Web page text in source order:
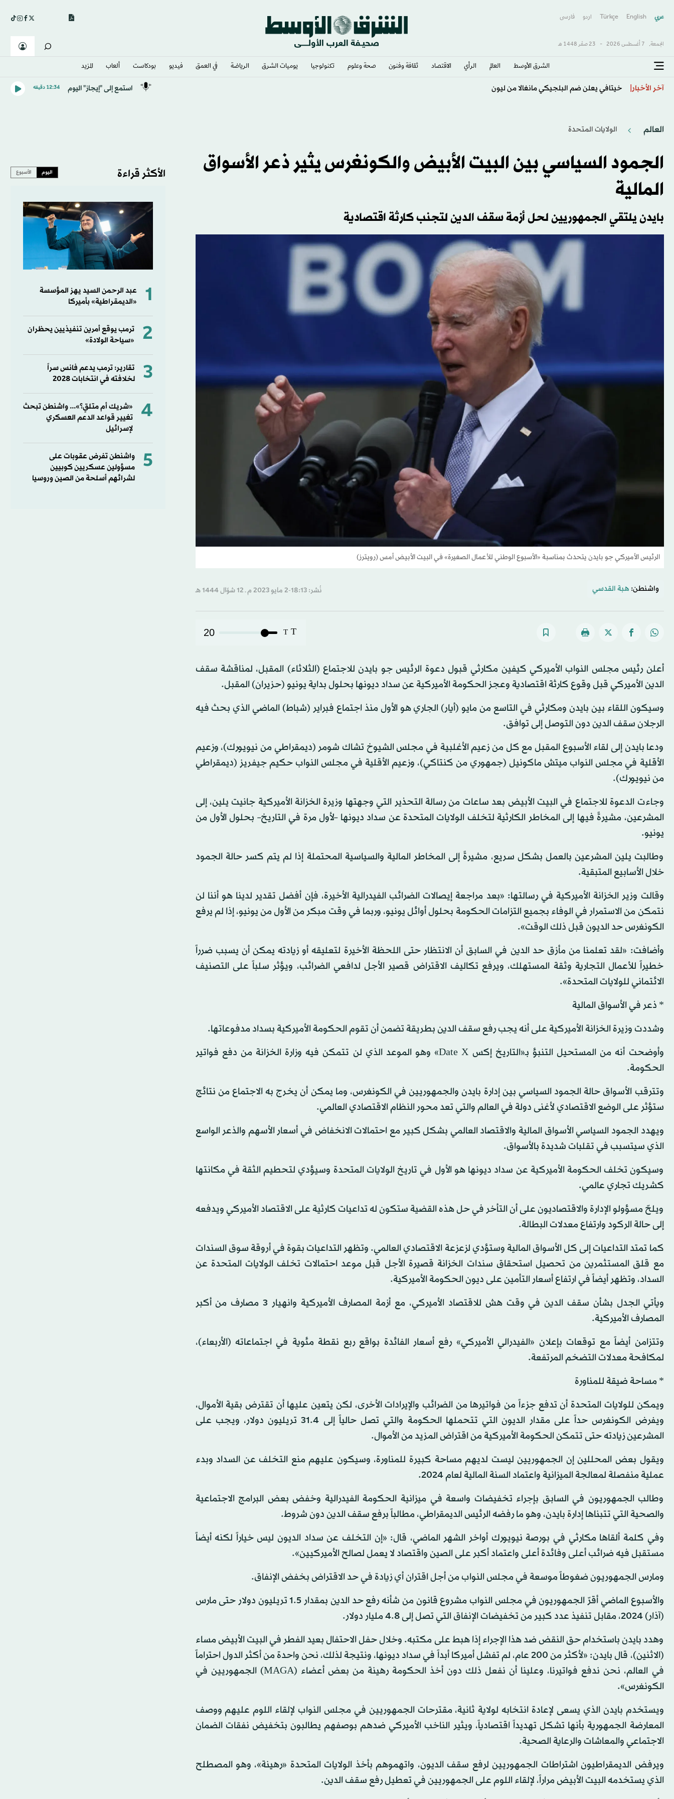
عربي English
Türkçe اردو فارسى
الجمعة, 7 أغسطس 2026 - 23 صفَر 1448 هـ
الشرق الأوسط​ العالم الرأي الاقتصاد ثقافة وفنون صحة وعلوم تكنولوجيا يوميات الشرق​ الرياضة في العمق فيديو بودكاست ألعاب المزيد
آخر الأخبار حرب إيران... هل أوقفت البرنامج النووي أم أبطأته فقط؟ استمع إلى "إيجاز" اليوم 12:34 دقيقه
العالم الولايات المتحدة​
الجمود السياسي بين البيت الأبيض والكونغرس يثير ذعر الأسواق
المالية
بايدن يلتقي الجمهوريين لحل أزمة سقف الدين لتجنب كارثة اقتصادية
الرئيس الأميركي جو بايدن يتحدث بمناسبة «الأسبوع الوطني للأعمال الصغيرة» في البيت الأبيض أمس (رويترز)
واشنطن: هبة القدسي نُشر: 18:13-2 مايو 2023 م ـ 12 شوّال 1444 هـ
T
T
20
أعلن رئيس مجلس النواب الأميركي كيفين مكارثي قبول دعوة الرئيس جو بايدن للاجتماع (الثلاثاء) المقبل، لمناقشة سقف
الدين الأميركي قبل وقوع كارثة اقتصادية وعجز الحكومة الأميركية عن سداد ديونها بحلول بداية يونيو (حزيران) المقبل.
وسيكون اللقاء بين بايدن ومكارثي في التاسع من مايو (أيار) الجاري هو الأول منذ اجتماع فبراير (شباط) الماضي الذي بحث فيه
الرجلان سقف الدين دون التوصل إلى توافق.
ودعا بايدن إلى لقاء الأسبوع المقبل مع كل من زعيم الأغلبية في مجلس الشيوخ تشاك شومر (ديمقراطي من نيويورك)، وزعيم
الأقلية في مجلس النواب ميتش ماكونيل (جمهوري من كنتاكي)، وزعيم الأقلية في مجلس النواب حكيم جيفريز (ديمقراطي
من نيويورك).
وجاءت الدعوة للاجتماع في البيت الأبيض بعد ساعات من رسالة التحذير التي وجهتها وزيرة الخزانة الأميركية جانيت يلين، إلى
المشرعين، مشيرةً فيها إلى المخاطر الكارثية لتخلف الولايات المتحدة عن سداد ديونها –لأول مرة في التاريخ– بحلول الأول من
يونيو.
وطالبت يلين المشرعين بالعمل بشكل سريع، مشيرةً إلى المخاطر المالية والسياسية المحتملة إذا لم يتم كسر حالة الجمود
خلال الأسابيع المتبقية.
وقالت وزير الخزانة الأميركية في رسالتها: «بعد مراجعة إيصالات الضرائب الفيدرالية الأخيرة، فإن أفضل تقدير لدينا هو أننا لن
نتمكن من الاستمرار في الوفاء بجميع التزامات الحكومة بحلول أوائل يونيو، وربما في وقت مبكر من الأول من يونيو، إذا لم يرفع
الكونغرس حد الديون قبل ذلك الوقت».
وأضافت: «لقد تعلمنا من مأزق حد الدين في السابق أن الانتظار حتى اللحظة الأخيرة لتعليقه أو زيادته يمكن أن يسبب ضرراً
خطيراً للأعمال التجارية وثقة المستهلك، ويرفع تكاليف الاقتراض قصير الأجل لدافعي الضرائب، ويؤثر سلباً على التصنيف
الائتماني للولايات المتحدة».
* ذعر في الأسواق المالية
وشددت وزيرة الخزانة الأميركية على أنه يجب رفع سقف الدين بطريقة تضمن أن تقوم الحكومة الأميركية بسداد مدفوعاتها.
وأوضحت أنه من المستحيل التنبؤ بـ«التاريخ إكس Date X» وهو الموعد الذي لن تتمكن فيه وزارة الخزانة من دفع فواتير
الحكومة.
وتترقب الأسواق حالة الجمود السياسي بين إدارة بايدن والجمهوريين في الكونغرس، وما يمكن أن يخرج به الاجتماع من نتائج
ستؤثر على الوضع الاقتصادي لأغنى دولة في العالم والتي تعد محور النظام الاقتصادي العالمي.
ويهدد الجمود السياسي الأسواق المالية والاقتصاد العالمي بشكل كبير مع احتمالات الانخفاض في أسعار الأسهم والذعر الواسع
الذي سيتسبب في تقلبات شديدة بالأسواق.
وسيكون تخلف الحكومة الأميركية عن سداد ديونها هو الأول في تاريخ الولايات المتحدة وسيؤدي لتحطيم الثقة في مكانتها
كشريك تجاري عالمي.
ويلحّ مسؤولو الإدارة والاقتصاديون على أن التأخر في حل هذه القضية ستكون له تداعيات كارثية على الاقتصاد الأميركي ويدفعه
إلى حالة الركود وارتفاع معدلات البطالة.
كما تمتد التداعيات إلى كل الأسواق المالية وستؤدي لزعزعة الاقتصادي العالمي. وتظهر التداعيات بقوة في أروقة سوق السندات
مع قلق المستثمرين من تحصيل استحقاق سندات الخزانة قصيرة الأجل قبل موعد احتمالات تخلف الولايات المتحدة عن
السداد، وتظهر أيضاً في ارتفاع أسعار التأمين على ديون الحكومة الأميركية.
ويأتي الجدل بشأن سقف الدين في وقت هش للاقتصاد الأميركي، مع أزمة المصارف الأميركية وانهيار 3 مصارف من أكبر
المصارف الأميركية.
وتتزامن أيضاً مع توقعات بإعلان «الفيدرالي الأميركي» رفع أسعار الفائدة بواقع ربع نقطة مئوية في اجتماعاته (الأربعاء)،
لمكافحة معدلات التضخم المرتفعة.
* مساحة ضيقة للمناورة
ويمكن للولايات المتحدة أن تدفع جزءاً من فواتيرها من الضرائب والإيرادات الأخرى، لكن يتعين عليها أن تقترض بقية الأموال،
ويفرض الكونغرس حداً على مقدار الديون التي تتحملها الحكومة والتي تصل حالياً إلى 31.4 تريليون دولار، ويجب على
المشرعين زيادته حتى تتمكن الحكومة الأميركية من اقتراض المزيد من الأموال.
ويقول بعض المحللين إن الجمهوريين ليست لديهم مساحة كبيرة للمناورة، وسيكون عليهم منع التخلف عن السداد وبدء
عملية منفصلة لمعالجة الميزانية واعتماد السنة المالية لعام 2024.
وطالب الجمهوريون في السابق بإجراء تخفيضات واسعة في ميزانية الحكومة الفيدرالية وخفض بعض البرامج الاجتماعية
والصحية التي تتبناها إدارة بايدن، وهو ما رفضه الرئيس الديمقراطي، مطالباً برفع سقف الدين دون شروط.
وفي كلمة ألقاها مكارثي في بورصة نيويورك أواخر الشهر الماضي، قال: «إن التخلف عن سداد الديون ليس خياراً لكنه أيضاً
مستقبل فيه ضرائب أعلى وفائدة أعلى واعتماد أكبر على الصين واقتصاد لا يعمل لصالح الأميركيين».
ومارس الجمهوريون ضغوطاً موسعة في مجلس النواب من أجل اقتران أي زيادة في حد الاقتراض بخفض الإنفاق.
والأسبوع الماضي أقرّ الجمهوريون في مجلس النواب مشروع قانون من شأنه رفع حد الدين بمقدار 1.5 تريليون دولار حتى مارس
(آذار) 2024، مقابل تنفيذ عدد كبير من تخفيضات الإنفاق التي تصل إلى 4.8 مليار دولار.
وهدد بايدن باستخدام حق النقض ضد هذا الإجراء إذا هبط على مكتبه. وخلال حفل الاحتفال بعيد الفطر في البيت الأبيض مساء
(الاثنين)، قال بايدن: «لأكثر من 200 عام، لم تفشل أميركا أبداً في سداد ديونها، ونتيجة لذلك، نحن واحدة من أكثر الدول احتراماً
في العالم، نحن ندفع فواتيرنا، وعلينا أن نفعل ذلك دون أخذ الحكومة رهينة من بعض أعضاء (MAGA) الجمهوريين في
الكونغرس».
ويستخدم بايدن الذي يسعى لإعادة انتخابه لولاية ثانية، مقترحات الجمهوريين في مجلس النواب لإلقاء اللوم عليهم ووصف
المعارضة الجمهورية بأنها تشكل تهديداً اقتصادياً، ويثير الناخب الأميركي ضدهم بوصفهم يطالبون بتخفيض نفقات الضمان
الاجتماعي والمعاشات والرعاية الصحية.
ويرفض الديمقراطيون اشتراطات الجمهوريين لرفع سقف الديون، واتهموهم بأخذ الولايات المتحدة «رهينة»، وهو المصطلح
الذي يستخدمه البيت الأبيض مراراً، لإلقاء اللوم على الجمهوريين في تعطيل رفع سقف الدين.
الأكثر قراءة اليوم الأسبوع
1
عبد الرحمن السيد يهز المؤسسة
«الديمقراطية» بأميركا
2
ترمب يوقع أمرين تنفيذيين يحظران
«سياحة الولادة»
3
تقارير: ترمب يدعم فانس سراً
لخلافته في انتخابات 2028
4
«شريك أم متلقٍ؟»... واشنطن تبحث
تغيير قواعد الدعم العسكري
لإسرائيل
5
واشنطن تفرض عقوبات على
مسؤولين عسكريين كوبيين
لشرائهم أسلحة من الصين وروسيا